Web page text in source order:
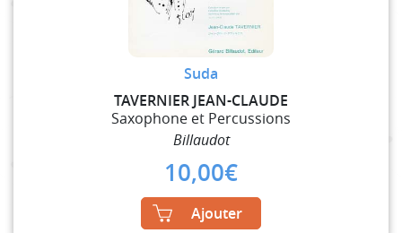
Suda
TAVERNIER JEAN-CLAUDE
Saxophone et Percussions
Billaudot
10,00€
Ajouter